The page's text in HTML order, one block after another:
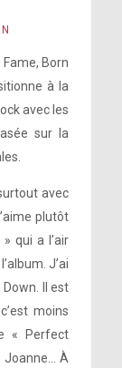
Born
à la
avec les
sur la
avec
plutôt
qui a l’air
J’ai
Il est
moins
« Perfect
Joanne… À